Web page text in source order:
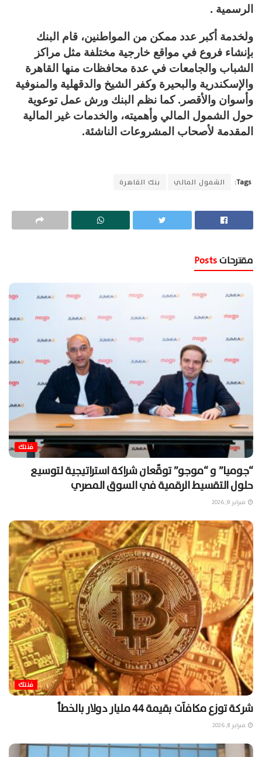
الرسمية .
ولخدمة أكبر عدد ممكن من المواطنين، قام البنك
بإنشاء فروع في مواقع خارجية مختلفة مثل مراكز
الشباب والجامعات في عدة محافظات منها القاهرة
والإسكندرية والبحيرة وكفر الشيخ والدقهلية والمنوفية
وأسوان والأقصر. كما نظم البنك ورش عمل توعوية
حول الشمول المالي وأهميته، والخدمات غير المالية
المقدمة لأصحاب المشروعات الناشئة.
Tags: الشمول المالي بنك القاهرة
مقترحات
فنتك
“جوميا” و “موجو” توقّعان شراكة استراتيجية لتوسيع
حلول التقسيط الرقمية في السوق المصري
فبراير 9, 2026
فنتك
شركة توزع مكافآت بقيمة 44 مليار دولار بالخطأ
فبراير 8, 2026